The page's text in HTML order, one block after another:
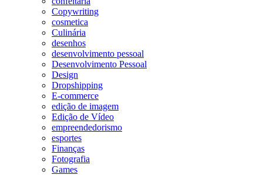
Copywriting
cosmetica
Culinária
desenhos
desenvolvimento pessoal
Desenvolvimento Pessoal
Design
Dropshipping
E-commerce
edição de imagem
Edição de Vídeo
empreendedorismo
esportes
Finanças
Fotografia
Games